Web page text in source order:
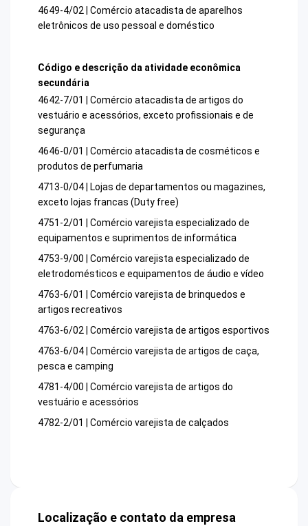
4649-4/02 | Comércio atacadista de aparelhos
eletrônicos de uso pessoal e doméstico
Código e descrição da atividade econômica
secundária
4642-7/01 | Comércio atacadista de artigos do
vestuário e acessórios, exceto profissionais e de
segurança
4646-0/01 | Comércio atacadista de cosméticos e
produtos de perfumaria
4713-0/04 | Lojas de departamentos ou magazines,
exceto lojas francas (Duty free)
4751-2/01 | Comércio varejista especializado de
equipamentos e suprimentos de informática
4753-9/00 | Comércio varejista especializado de
eletrodomésticos e equipamentos de áudio e vídeo
4763-6/01 | Comércio varejista de brinquedos e
artigos recreativos
4763-6/02 | Comércio varejista de artigos esportivos
4763-6/04 | Comércio varejista de artigos de caça,
pesca e camping
4781-4/00 | Comércio varejista de artigos do
vestuário e acessórios
4782-2/01 | Comércio varejista de calçados
Localização e contato da empresa